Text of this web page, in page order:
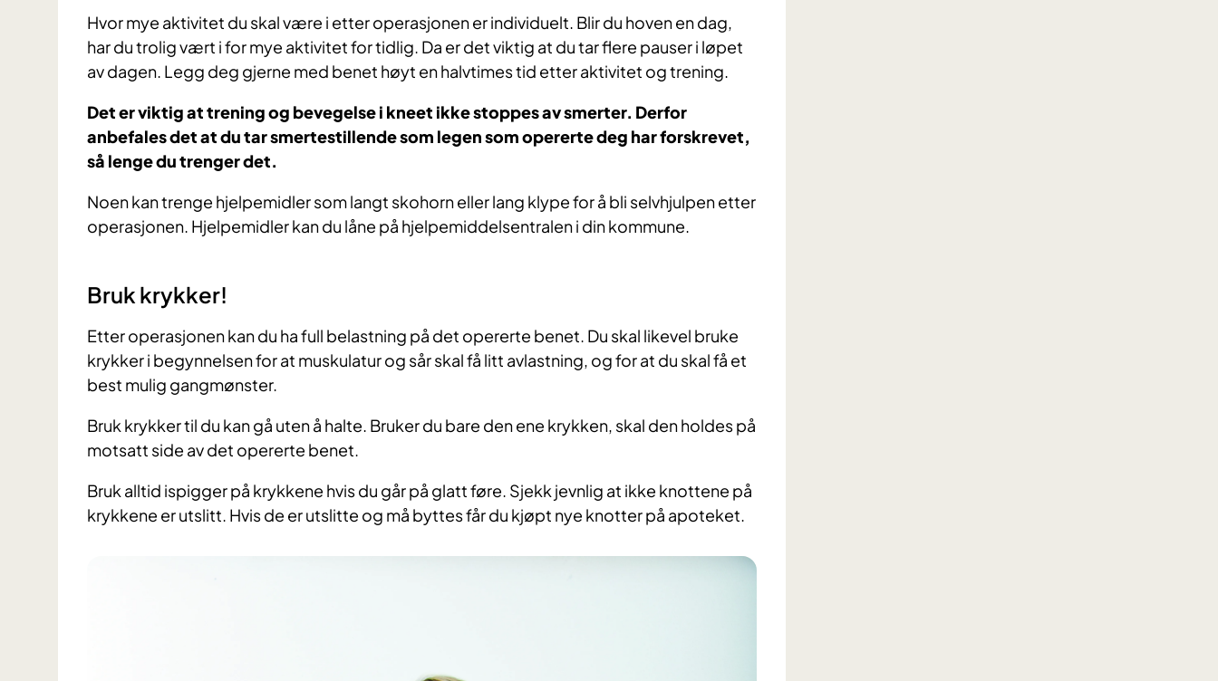
Hvor mye aktivitet du skal være i etter operasjonen er individuelt. Blir du hoven en dag,
har du trolig vært i for mye aktivitet for tidlig. Da er det viktig at du tar flere pauser i løpet
av dagen. Legg deg gjerne med benet høyt en halvtimes tid etter aktivitet og trening.
Det er viktig at trening og bevegelse i kneet ikke stoppes av smerter. Derfor
anbefales det at du tar smertestillende som legen som opererte deg har forskrevet,
så lenge du trenger det.
Noen kan trenge hjelpemidler som langt skohorn eller lang klype for å bli selvhjulpen etter
operasjonen. Hjelpemidler kan du låne på hjelpemiddelsentralen i din kommune.
Bruk krykker!
Etter operasjonen kan du ha full belastning på det opererte benet. Du skal likevel bruke
krykker i begynnelsen for at muskulatur og sår skal få litt avlastning, og for at du skal få et
best mulig gangmønster.
Bruk krykker til du kan gå uten å halte. Bruker du bare den ene krykken, skal den holdes på
motsatt side av det opererte benet.
Bruk alltid ispigger på krykkene hvis du går på glatt føre. Sjekk jevnlig at ikke knottene på
krykkene er utslitt. Hvis de er utslitte og må byttes får du kjøpt nye knotter på apoteket.